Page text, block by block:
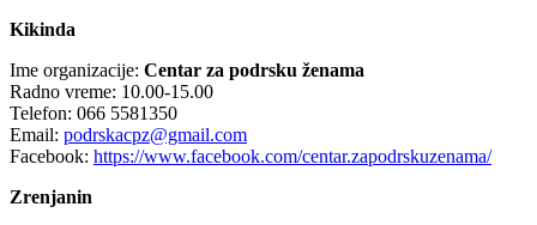
Kikinda
Ime organizacije: Centar za podrsku ženama
Radno vreme: 10.00-15.00
Telefon: 066 5581350
Email: podrskacpz@gmail.com
Facebook: https://www.facebook.com/centar.zapodrskuzenama/
Zrenjanin